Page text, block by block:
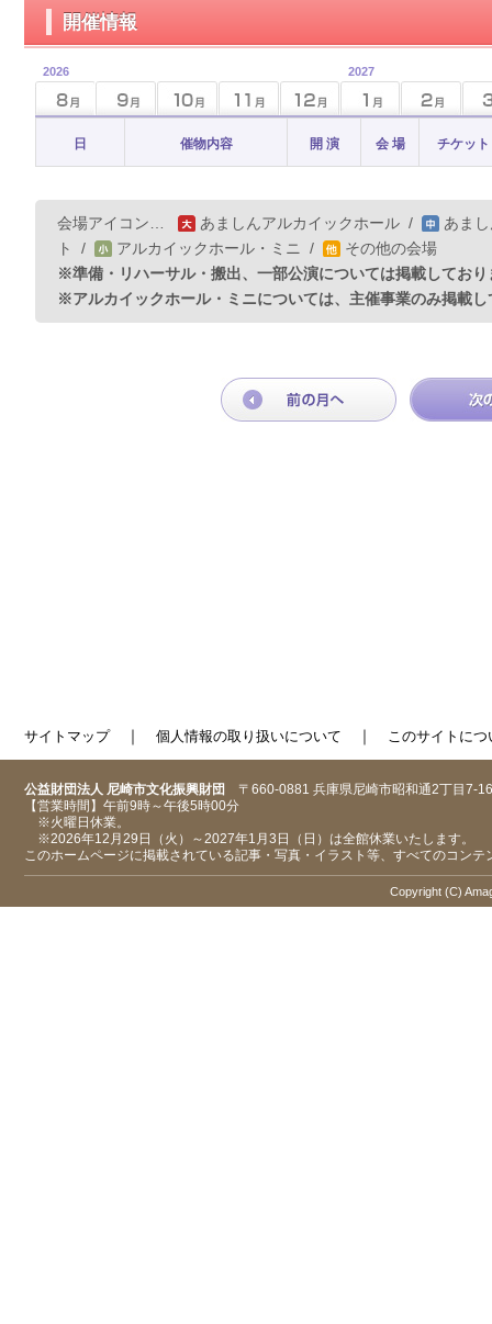
開催情報
2026 2027
日 催物内容 開 演 会 場 チケット
会場アイコン… あましんアルカイックホール /
あま
ト
/ アルカイックホール・ミニ /
その他の会場
※準備・リハーサル・搬出、一部公演については掲載しており
※アルカイックホール・ミニについては、主催事業のみ掲載し
サイトマップ｜ 個人情報の取り扱いについて ｜ このサイトにつ
公益財団法人 尼崎市文化振興財団 〒660-0881 兵庫県尼崎市昭和通2丁目7-16
【営業時間】午前9時～午後5時00分
※火曜日休業。
※2026年12月29日（火）～2027年1月3日（日）は全館休業いたします。
このホームページに掲載されている記事・写真・イラスト等、すべてのコン
Copyright (C)